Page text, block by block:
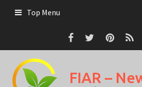
Top Menu
FIAR –